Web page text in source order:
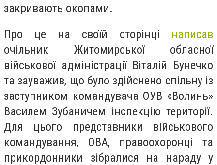
закривають окопами.
Про це на своїй сторінці написав
очільник Житомирської обласної
військової адміністрації Віталій Бунечко
та зауважив, що було здійснено спільну із
заступником командувача ОУВ «Волинь»
Василем Зубаничем інспекцію території.
Для цього представники військового
командування, ОВА, правоохоронці та
прикордонники зібралися на нараду у